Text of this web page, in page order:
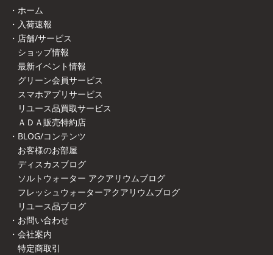
・ホーム
・入荷速報
・店舗/サービス
ショップ情報
最新イベント情報
グリーン会員サービス
スマホアプリサービス
リユース品買取サービス
ＡＤＡ販売特約店
・BLOG/コンテンツ
お客様のお部屋
ディスカスブログ
ソルトウォーター アクアリウムブログ
フレッシュウォーターアクアリウムブログ
リユース品ブログ
・お問い合わせ
・会社案内
特定商取引